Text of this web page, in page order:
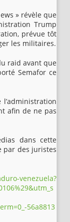
» révèle que
Trump
prévue tôt
les militaires.
raid avant que
Semafor ce
afin de ne pas
dans cette
par des juristes
venezuela?
56a8813